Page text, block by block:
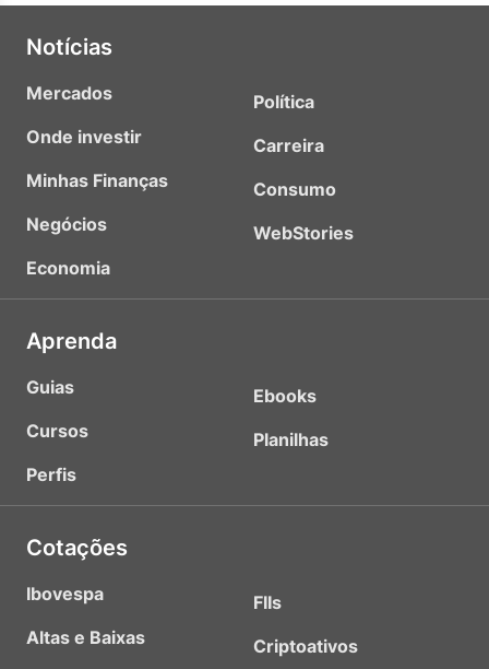
Notícias
Mercados
Onde investir
Minhas Finanças
Negócios
Economia
Política
Carreira
Consumo
WebStories
Aprenda
Guias
Cursos
Perfis
Ebooks
Planilhas
Cotações
Ibovespa
Altas e Baixas
FIIs
Criptoativos